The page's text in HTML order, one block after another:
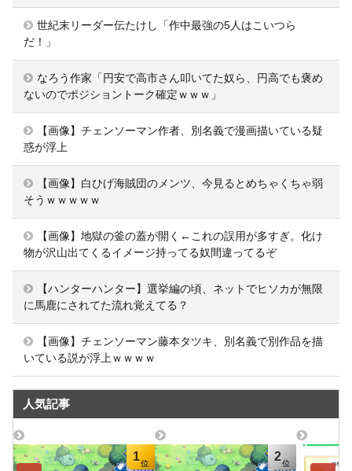
世紀末リーダー伝たけし「作中最強の5人はこいつら
だ！」
なろう作家「円安で高市さん叩いてた奴ら、円高でも褒め
ないのでポジショントーク確定ｗｗｗ」
【画像】チェンソーマン作者、別名義で漫画描いている疑
惑が浮上
【画像】白ひげ海賊団のメンツ、今見るとめちゃくちゃ弱
そうｗｗｗｗｗ
【画像】地獄の釜の蓋が開く←これの誤用が多すぎ。化け
物が沢山出てくるイメージ持ってる奴間違ってるぞ
【ハンターハンター】選挙編の頃、ネットでヒソカが無限
に馬鹿にされてた流れ覚えてる？
【画像】チェンソーマン藤本タツキ、別名義で別作品を描
いている説が浮上ｗｗｗｗ
人気記事
1 2